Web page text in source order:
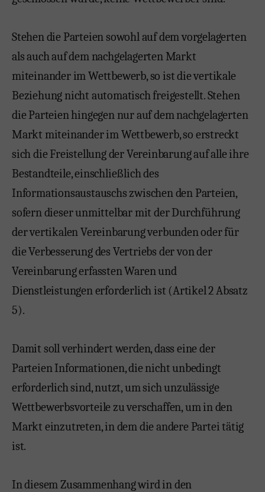
Stehen die Parteien sowohl auf dem vorgelagerten
als auch auf dem nachgelagerten Markt
miteinander im Wettbewerb, so ist die vertikale
Beziehung nicht automatisch freigestellt. Stehen
die Parteien hingegen nur auf dem nachgelagerten
Markt miteinander im Wettbewerb, so erstreckt
sich die Freistellung der Vereinbarung auf alle ihre
Bestandteile, einschließlich des
Informationsaustauschs zwischen den Parteien,
sofern dieser unmittelbar mit der Durchführung
der vertikalen Vereinbarung verbunden oder für
die Verbesserung des Vertriebs der von der
Vereinbarung erfassten Waren und
Dienstleistungen erforderlich ist (Artikel 2 Absatz
5).
Damit soll verhindert werden, dass eine der
Parteien Informationen, die nicht unbedingt
erforderlich sind, nutzt, um sich unzulässige
Wettbewerbsvorteile zu verschaffen, um in den
Markt einzutreten, in dem die andere Partei tätig
ist.
In diesem Zusammenhang wird in den